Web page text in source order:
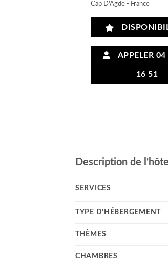
Cap D'Agde - France
APPELER
16 51
Description de
SERVICES
TYPE D'HÉBERGEMENT
THÈMES
CHAMBRES